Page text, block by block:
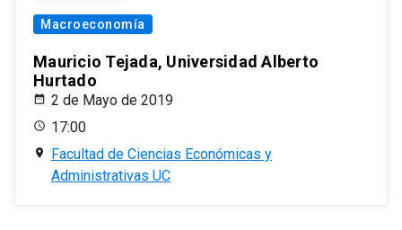
Macroeconomía
Mauricio Tejada, Universidad Alberto
Hurtado
2 de Mayo de 2019
17:00
Facultad de Ciencias Económicas y
Administrativas UC